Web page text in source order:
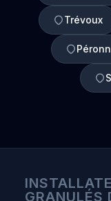
Trévoux
GRANULÉS